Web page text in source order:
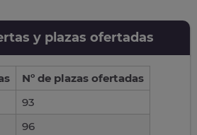
y plazas ofertadas
Nº de plazas ofertadas
93
96